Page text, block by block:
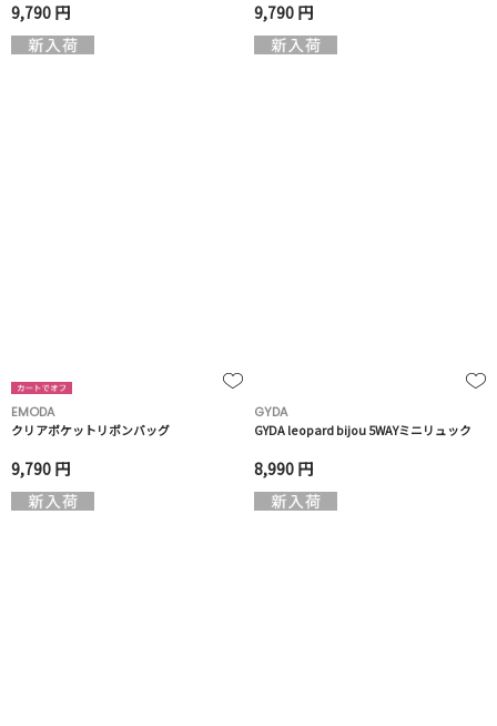
9,790 円 9,790 円
EMODA
クリアポケットリボンバッグ
9,790 円
GYDA
GYDA leopard bijou 5WAYミニリュック
8,990 円